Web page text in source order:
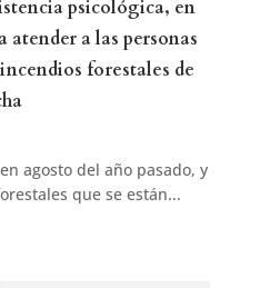
psicológica, en
atender a las personas
forestales de
agosto del año pasado, y
que se están...